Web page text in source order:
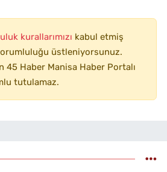
kurallarımızı kabul etmiş
üstleniyorsunuz.
45 Haber Manisa Haber Portalı
tutulamaz.